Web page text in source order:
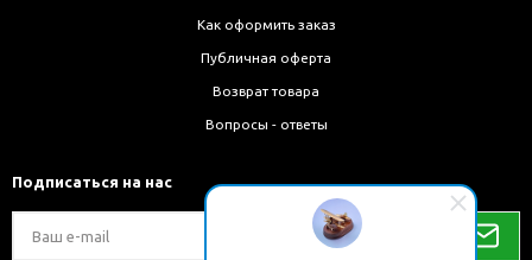
Как оформить заказ
Публичная оферта
Возврат товара
Вопросы - ответы
Подписаться на нас